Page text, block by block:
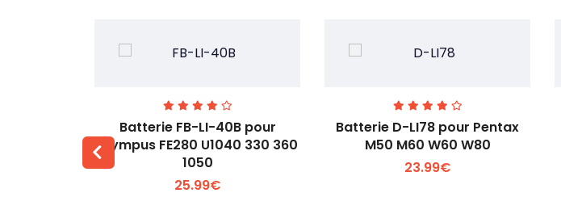
Voir plus +
Batterie FB-LI-40B pour
Olympus FE280 U1040 330 360
1050
25.99€
Voir plus +
Batterie D-LI78 pour Pentax
M50 M60 W60 W80
23.99€